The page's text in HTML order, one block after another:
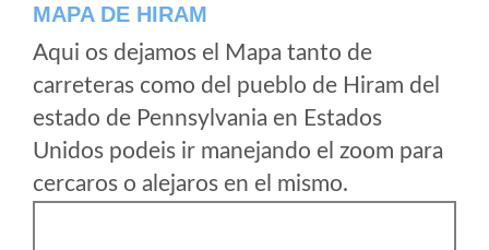
MAPA DE HIRAM
Aqui os dejamos el Mapa tanto de
carreteras como del pueblo de Hiram del
estado de Pennsylvania en Estados
Unidos podeis ir manejando el zoom para
cercaros o alejaros en el mismo.